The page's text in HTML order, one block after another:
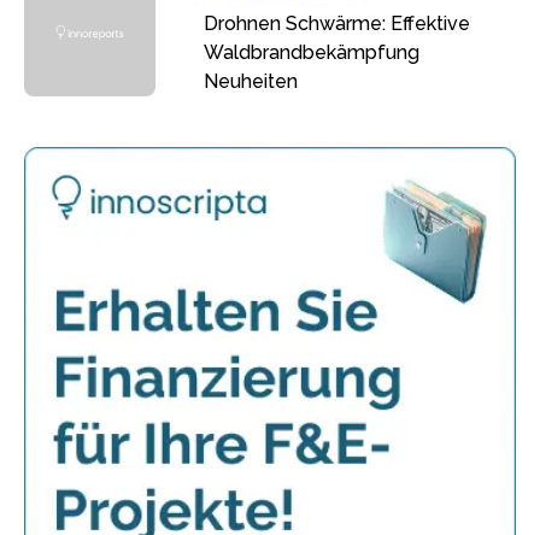
Drohnen Schwärme: Effektive
Waldbrandbekämpfung
Neuheiten